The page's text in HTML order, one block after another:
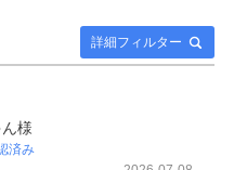
詳細フィルター
様
済み